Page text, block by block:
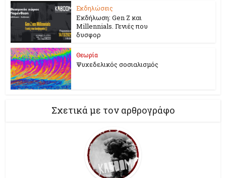
Εκδηλώσεις
Εκδήλωση: Gen Z και
Millennials. Γενιές που
δυσφορ
Θεωρία
Ψυχεδελικός σοσιαλισμός
Σχετικά με τον αρθρογράφο